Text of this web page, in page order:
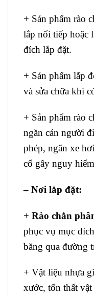
+ Sản phẩm rào
lắp nối tiếp hoặc
đích lắp đặt.
+ Sản phẩm lắp
và sửa chữa khi
+ Sản phẩm rào
ngăn cản người
phép, ngăn xe
cố gây nguy
– Nơi lắp đặt:
+ Rào chắn
phục vụ mục
băng qua đường
+ Vật liệu nhựa
xước, tổn thất